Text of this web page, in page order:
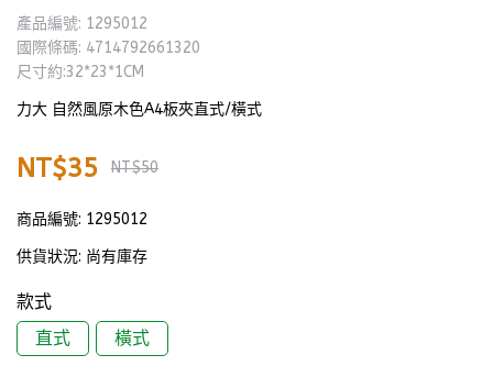
產品編號: 1295012
國際條碼: 4714792661320
尺寸約:32*23*1CM
力大 自然風原木色A4板夾直式/橫式
NT$35 NT$50
商品編號: 1295012
供貨狀況: 尚有庫存
款式
直式
橫式